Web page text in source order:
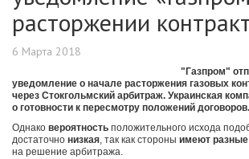
расторжении
6 Марта 2018
"Газпром"
уведомление о начале расторжения газовых
через Стокгольмский арбитраж. Украинская
о готовности к пересмотру положений договоров.
Однако вероятность положительного исхода
достаточно низкая, так как стороны имеют
на решение арбитража.